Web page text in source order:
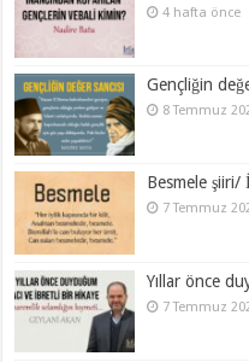
4 hafta önce
Gençliğin
8 Temmuz
Besmele şiiri/
7 Temmuz
Yıllar önce
7 Temmuz